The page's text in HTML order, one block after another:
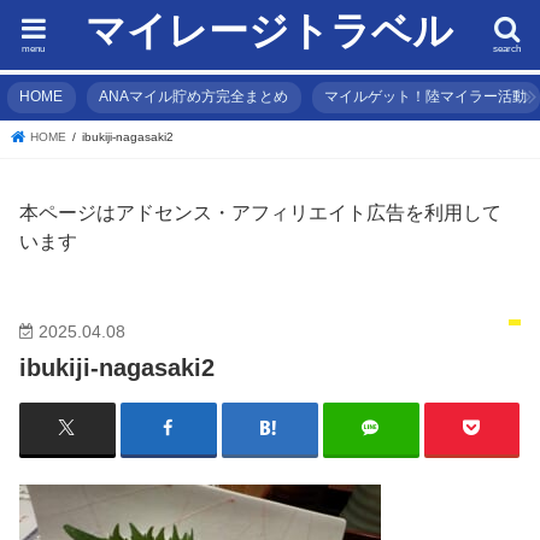
マイレージトラベル search
menu
HOME ANAマイル貯め方完全まとめ マイルゲット！陸マイラー活動
HOME ibukiji-nagasaki2
本ページはアドセンス・アフィリエイト広告を利用して
います
2025.04.08
ibukiji-nagasaki2